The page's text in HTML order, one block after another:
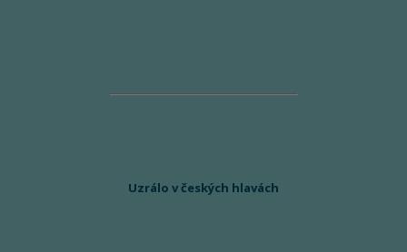
Uzrálo v českých hlavách